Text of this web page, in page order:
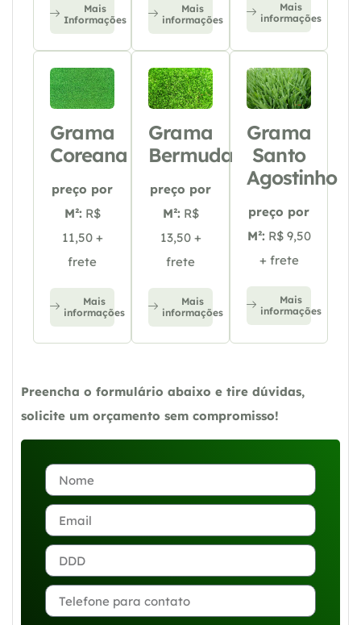
Mais
Informações
Mais
informações
Mais
informações
Grama
Coreana
preço por
M²: R$
11,50 +
frete
Mais
informações
Grama
Bermuda
preço por
M²: R$
13,50 +
frete
Mais
informações
Grama
Santo
Agostinho
preço por
M²: R$ 9,50
+ frete
Mais
informações
Preencha o formulário abaixo e tire dúvidas,
solicite um orçamento sem compromisso!